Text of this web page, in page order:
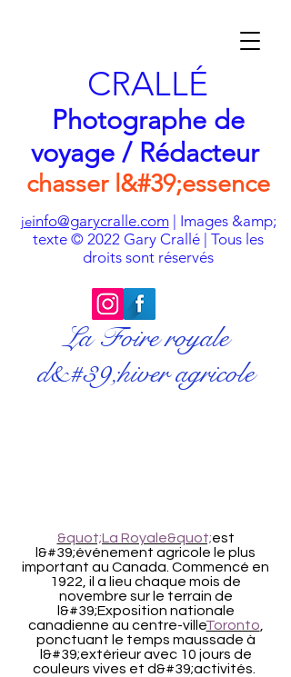
CRALLÉ
Photographe de
voyage / Rédacteur
chasser l&#39;essence
jeinfo@garycralle.com| Images &amp;
texte © 2022 Gary Crallé | Tous les
droits sont réservés
La Foire royale
d&#39;hiver agricole
&quot;La Royale&quot;est
l&#39;événement agricole le plus
important au Canada. Commencé en
1922, il a lieu chaque mois de
novembre sur le terrain de
l&#39;Exposition nationale
canadienne au centre-villeToronto
ponctuant le temps maussade à
l&#39;extérieur avec 10 jours de
couleurs vives et d&#39;activités.